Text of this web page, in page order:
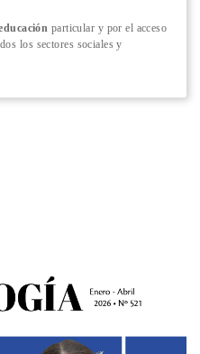
particular y por el acceso
los sectores sociales y